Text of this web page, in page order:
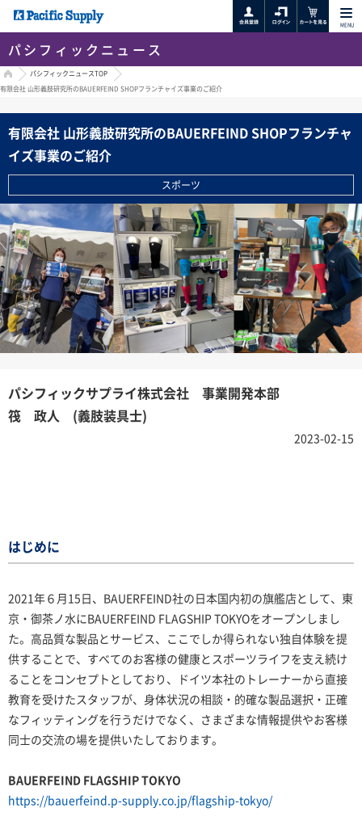
MENU
パシフィックニュース
HOMEパシフィックニュースTOP
有限会社 山形義肢研究所のBAUERFEIND SHOPフランチャイズ事業のご紹介
有限会社 山形義肢研究所のBAUERFEIND SHOPフランチャ
イズ事業のご紹介
スポーツ
パシフィックサプライ株式会社 事業開発本部
筏 政人 (義肢装具士)
2023-02-15
はじめに
2021年６月15日、BAUERFEIND社の日本国内初の旗艦店として、東
京・御茶ノ水にBAUERFEIND FLAGSHIP TOKYOをオープンしまし
た。高品質な製品とサービス、ここでしか得られない独自体験を提
供することで、すべてのお客様の健康とスポーツライフを支え続け
ることをコンセプトとしており、ドイツ本社のトレーナーから直接
教育を受けたスタッフが、身体状況の相談・的確な製品選択・正確
なフィッティングを行うだけでなく、さまざまな情報提供やお客様
同士の交流の場を提供いたしております。
BAUERFEIND FLAGSHIP TOKYO
https://bauerfeind.p-supply.co.jp/flagship-tokyo/